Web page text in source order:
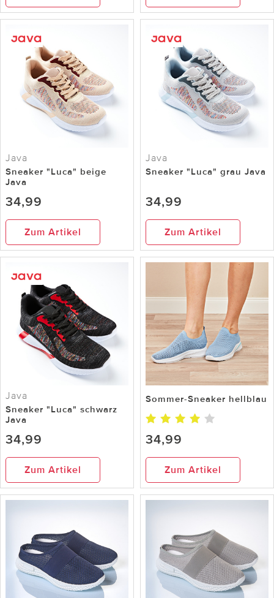
Java
Sneaker "Luca" beige
Java
34,99
Zum Artikel
Java
Sneaker "Luca" grau Java
34,99
Zum Artikel
Java
Sneaker "Luca" schwarz
Java
34,99
Zum Artikel
Sommer-Sneaker hellblau
34,99
Zum Artikel